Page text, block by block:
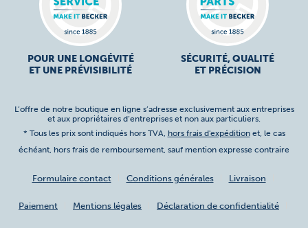
POUR UNE LONGÉVITÉ
ET UNE PRÉVISIBILITÉ
SÉCURITÉ, QUALITÉ
ET PRÉCISION
L’offre de notre boutique en ligne s’adresse exclusivement aux entreprises
et aux propriétaires d’entreprises et non aux particuliers.
* Tous les prix sont indiqués hors TVA, hors frais d'expéditionet, le cas
échéant, hors frais de remboursement, sauf mention expresse contraire
Formulaire contact Conditions générales Livraison
Paiement Mentions légales Déclaration de confidentialité